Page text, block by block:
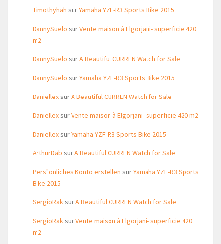
Timothyhah surYamaha YZF-R3 Sports Bike 2015
DannySuelo surVente maison à Elgorjani- superficie 420
m2
DannySuelo surA Beautiful CURREN Watch for Sale
DannySuelo surYamaha YZF-R3 Sports Bike 2015
DaniellexsurA Beautiful CURREN Watch for Sale
DaniellexsurVente maison à Elgorjani- superficie 420 m2
DaniellexsurYamaha YZF-R3 Sports Bike 2015
ArthurDab surA Beautiful CURREN Watch for Sale
Pers"onliches Konto erstellen surYamaha YZF-R3 Sports
Bike 2015
SergioRaksurA Beautiful CURREN Watch for Sale
SergioRaksurVente maison à Elgorjani- superficie 420
m2